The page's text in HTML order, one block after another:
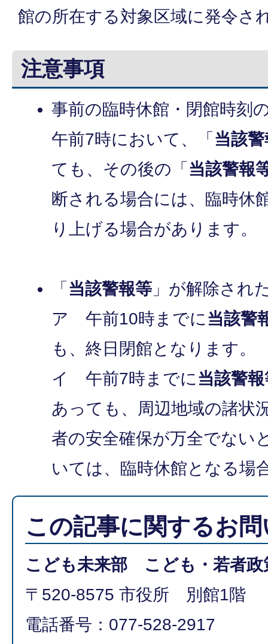
館の所在する対象区域に発令さ
注意事項
事前の臨時休館・閉館時刻
午前7時において、「 当該
ても、その後の「 当該警報
断される場合には、臨時休
り上げる場合があります。
「 当該警報等 」が解除さ
ア 午前10時までに当該警
も、終日閉館となります。
イ 午前7時までに当該警
あっても、周辺地域の諸状
者の安全確保が万全でない
いては、臨時休館となる場
この記事に関するお
こども未来部 こども・若者
〒520-8575 市役所 別館1階
電話番号：077-528-2917